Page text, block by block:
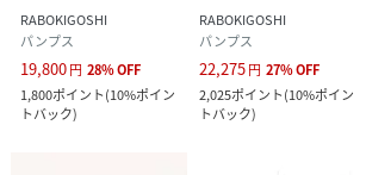
RABOKIGOSHI
パンプス
19,800円 28%OFF
1,800ポイント(10%ポイン
トバック)
RABOKIGOSHI
パンプス
22,275円 27%OFF
2,025ポイント(10%ポイン
トバック)